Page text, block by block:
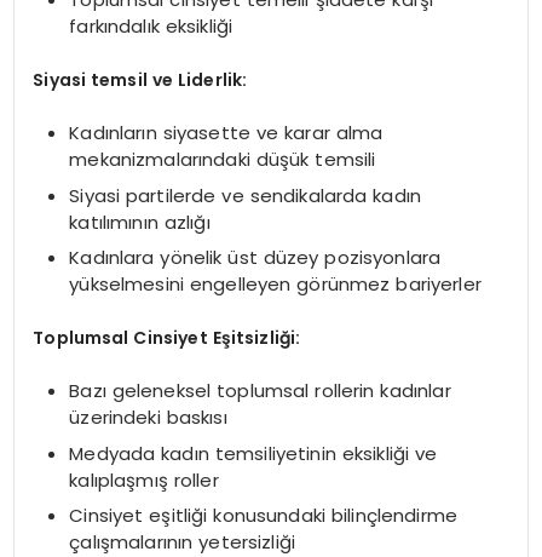
farkındalık eksikliği
Siyasi temsil ve Liderlik:
Kadınların siyasette ve karar alma
mekanizmalarındaki düşük temsili
Siyasi partilerde ve sendikalarda kadın
katılımının azlığı
Kadınlara yönelik üst düzey pozisyonlara
yükselmesini engelleyen görünmez bariyerler
Toplumsal Cinsiyet Eşitsizliği:
Bazı geleneksel toplumsal rollerin kadınlar
üzerindeki baskısı
Medyada kadın temsiliyetinin eksikliği ve
kalıplaşmış roller
Cinsiyet eşitliği konusundaki bilinçlendirme
çalışmalarının yetersizliği